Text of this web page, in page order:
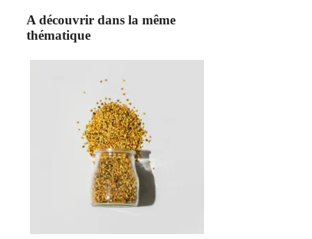
A découvrir dans la même
thématique